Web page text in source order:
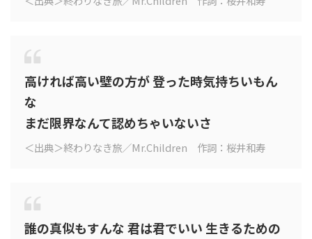
高ければ高い壁の方が 登った時気持ちいもん
な
まだ限界なんて認めちゃいないさ
＜出典＞終わりなき旅／Mr.Children 作詞：桜井和寿
誰の真似もすんな 君は君でいい 生きるための